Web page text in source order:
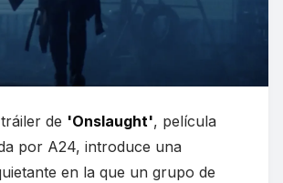
de 'Onslaught', película
por A24, introduce una
en la que un grupo de